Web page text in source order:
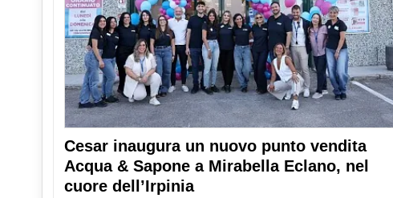
Cesar inaugura un nuovo punto vendita
Acqua & Sapone a Mirabella Eclano, nel
cuore dell’Irpinia